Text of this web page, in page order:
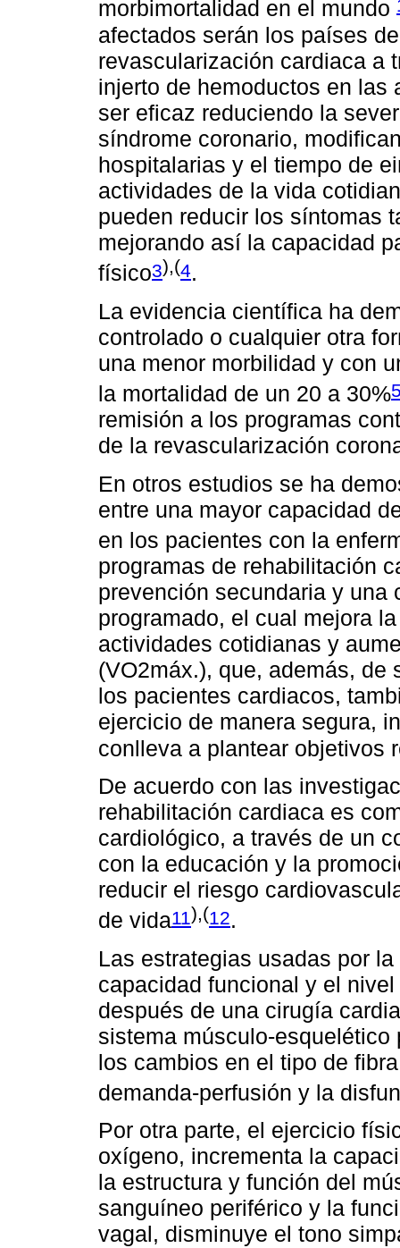
morbimortalidad en el mundo
afectados serán los países
revascularización cardiaca a
injerto de hemoductos en las
ser eficaz reduciendo la
síndrome coronario,
hospitalarias y el tiempo de
actividades de la vida
pueden reducir los síntomas
mejorando así la capacidad
físico3),(4.
La evidencia científica ha
controlado o cualquier otra
una menor morbilidad y con
la mortalidad de un 20 a 30%
remisión a los programas
de la revascularización
En otros estudios se ha
entre una mayor capacidad
en los pacientes con la
programas de rehabilitación
prevención secundaria y una
programado, el cual mejora
actividades cotidianas y
(VO2máx.), que, además, de
los pacientes cardiacos,
ejercicio de manera segura,
conlleva a plantear objetivos
De acuerdo con las
rehabilitación cardiaca es
cardiológico, a través de un
con la educación y la
reducir el riesgo
de vida11),(12.
Las estrategias usadas por
capacidad funcional y el
después de una cirugía
sistema músculo-
los cambios en el tipo de
demanda-perfusión y la
Por otra parte, el ejercicio
oxígeno, incrementa la
la estructura y función del
sanguíneo periférico y la
vagal, disminuye el tono